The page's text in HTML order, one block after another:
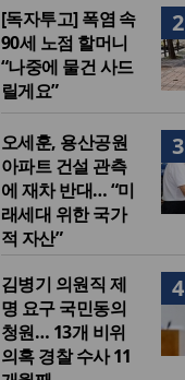
2
[독자투고] 폭염 속
90세 노점 할머니
“나중에 물건 사드
릴게요”
3
오세훈, 용산공원
아파트 건설 관측
에 재차 반대… “미
래세대 위한 국가
적 자산”
4
김병기 의원직 제
명 요구 국민동의
청원… 13개 비위
의혹 경찰 수사 11